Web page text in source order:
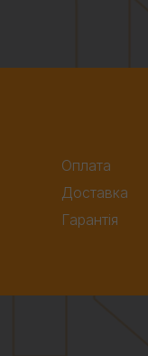
Оплата
Доставка
Гарантія